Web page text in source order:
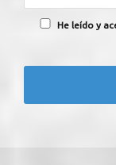
He leído y